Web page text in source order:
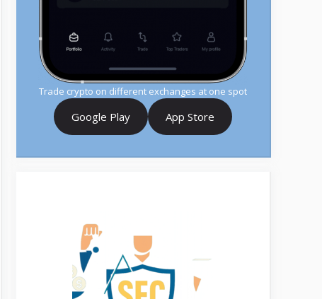
Trade crypto on different exchanges at one spot
Google Play App Store